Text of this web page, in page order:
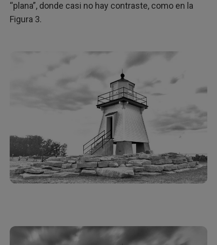
“plana”, donde casi no hay contraste, como en la
Figura 3.